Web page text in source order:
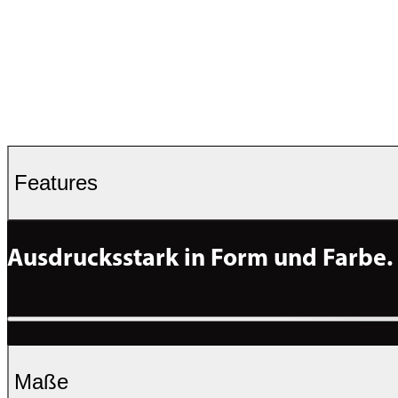
Features
Ausdrucksstark in Form und Farbe.
Maße